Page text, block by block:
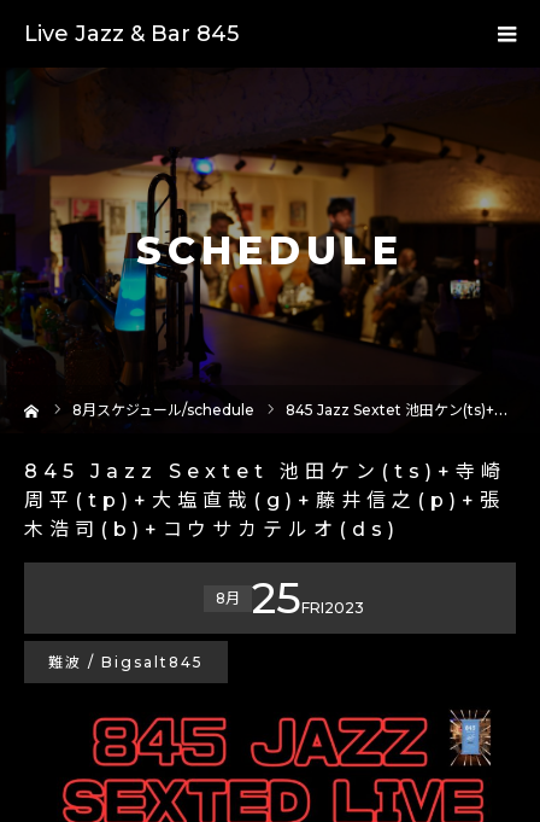
Live Jazz & Bar 845
SCHEDULE
8月スケジュール/schedule 845 Jazz Sextet 池田ケン(ts)+寺崎周平(tp)+大塩直哉(g)+藤井信之(p)+張木浩司(b)+コウサカテルオ(ds)
845 Jazz Sextet 池田ケン(ts)+寺崎
周平(tp)+大塩直哉(g)+藤井信之(p)+張
木浩司(b)+コウサカテルオ(ds)
8月 25FRI2023
難波 / Bigsalt845